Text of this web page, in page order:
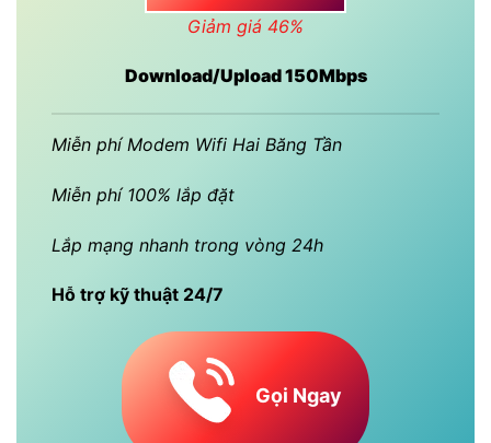
Giảm giá 46%
Download/Upload 150Mbps
Miễn phí Modem Wifi Hai Băng Tần
Miễn phí 100% lắp đặt
Lắp mạng nhanh trong vòng 24h
Hỗ trợ kỹ thuật 24/7
Gọi Ngay